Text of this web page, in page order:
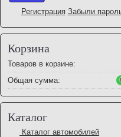
Регистрация Забыли
Корзина
Товаров в корзине:
Общая сумма:
Каталог
Каталог автомобилей